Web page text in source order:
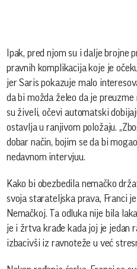
Ipak, pred njom su i dalje brojne
pravnih komplikacija koje je
jer Saris pokazuje malo
da bi možda želeo da je preuzme
su živeli, očevi automatski
ostavlja u ranjivom položaju.
dobar način, bojim se da bi
nedavnom intervjuu.
Kako bi obezbedila nemačko
svoja starateljska prava, Franci
Nemačkoj. Ta odluka nije bila
je i žrtva krađe kada joj je jedan
izbacivši iz ravnoteže u već